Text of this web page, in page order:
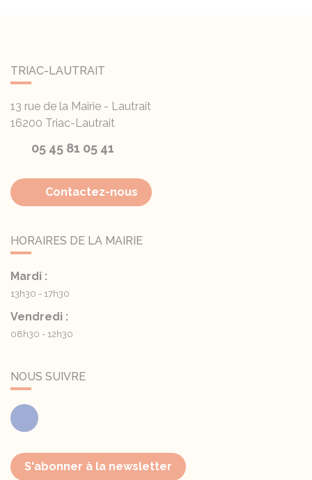
TRIAC-LAUTRAIT
13 rue de la Mairie - Lautrait
16200 Triac-Lautrait
05 45 81 05 41
Contactez-nous
HORAIRES DE LA MAIRIE
Mardi :
13h30 - 17h30
Vendredi :
08h30 - 12h30
NOUS SUIVRE
Facebook
S'abonner à la newsletter